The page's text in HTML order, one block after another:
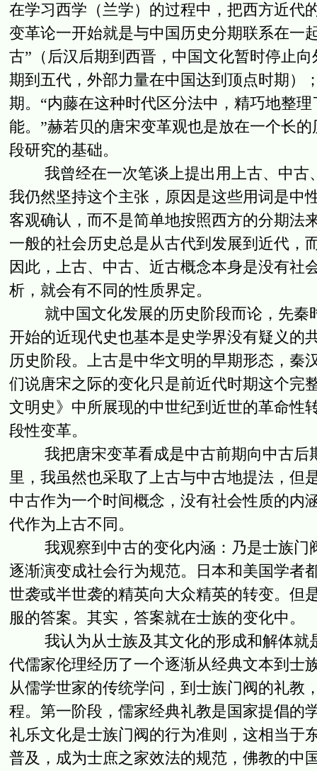
在学习西学（兰学）的过程中，把西方近代
变革论一开始就是与中国历史分期联系在一
古”（后汉后期到西晋，中国文化暂时停止
期到五代，外部力量在中国达到顶点时期）
期。“内藤在这种时代区分法中，精巧地整
能。”赫若贝的唐宋变革观也是放在一个长
段研究的基础。
我曾经在一次笔谈上提出用上古、中古
我仍然坚持这个主张，原因是这些用词是中
客观确认，而不是简单地按照西方的分期法
一般的社会历史总是从古代到发展到近代，
因此，上古、中古、近古概念本身是没有社
析，就会有不同的性质界定。
就中国文化发展的历史阶段而论，先秦
开始的近现代史也基本是史学界没有疑义的
历史阶段。上古是中华文明的早期形态，秦
们说唐宋之际的变化只是前近代时期这个完
文明史》中所展现的中世纪到近世的革命性
段性变革。
我把唐宋变革看成是中古前期向中古后
里，我虽然也采取了上古与中古地提法，但
中古作为一个时间概念，没有社会性质的内
代作为上古不同。
我观察到中古的变化内涵：乃是士族门
逐渐演变成社会行为规范。日本和美国学者
世袭或半世袭的精英向大众精英的转变。但
服的答案。其实，答案就在士族的变化中。
我认为从士族及其文化的形成和解体就
代儒家伦理经历了一个逐渐从经典文本到士
从儒学世家的传统学问，到士族门阀的礼教
程。第一阶段，儒家经典礼教是国家提倡的
礼乐文化是士族门阀的行为准则，这相当于
普及，成为士庶之家效法的规范，佛教的中